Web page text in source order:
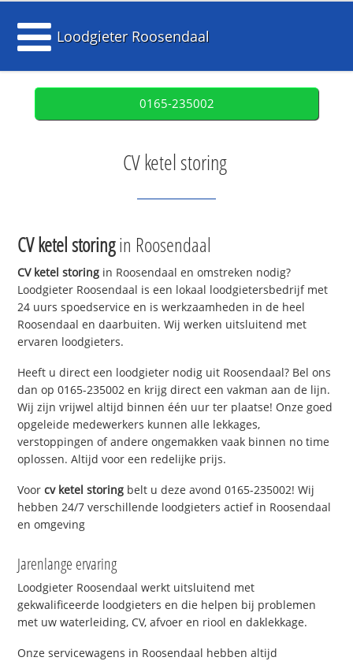
Loodgieter Roosendaal
0165-235002
CV ketel storing
CV ketel storingin Roosendaal
CV ketel storing in Roosendaal en omstreken nodig?
Loodgieter Roosendaal is een lokaal loodgietersbedrijf met
24 uurs spoedservice en is werkzaamheden in de heel
Roosendaal en daarbuiten. Wij werken uitsluitend met
ervaren loodgieters.
Heeft u direct een loodgieter nodig uit Roosendaal? Bel ons
dan op 0165-235002 en krijg direct een vakman aan de lijn.
Wij zijn vrijwel altijd binnen één uur ter plaatse! Onze goed
opgeleide medewerkers kunnen alle lekkages,
verstoppingen of andere ongemakken vaak binnen no time
oplossen. Altijd voor een redelijke prijs.
Voorcv ketel storing belt u deze avond 0165-235002! Wij
hebben 24/7 verschillende loodgieters actief in Roosendaal
en omgeving
Jarenlange ervaring
Loodgieter Roosendaal werkt uitsluitend met
gekwalificeerde loodgieters en die helpen bij problemen
met uw waterleiding, CV, afvoer en riool en daklekkage.
Onze servicewagens in Roosendaal hebben altijd